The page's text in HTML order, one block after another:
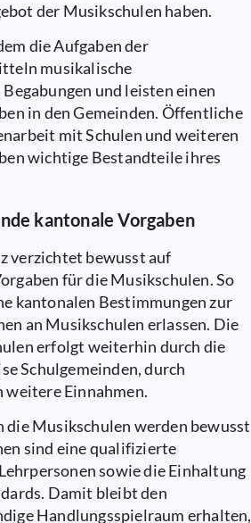
der Musikschulen haben.
die Aufgaben der
musikalische
und leisten einen
in den Gemeinden. Öffentliche
mit Schulen und weiteren
wichtige Bestandteile ihres
kantonale Vorgaben
verzichtet bewusst auf
für die Musikschulen. So
kantonalen Bestimmungen zur
an Musikschulen erlassen. Die
erfolgt weiterhin durch die
Schulgemeinden, durch
Einnahmen.
die Musikschulen werden bewusst
sind eine qualifizierte
sowie die Einhaltung
Damit bleibt den
Handlungsspielraum erhalten,